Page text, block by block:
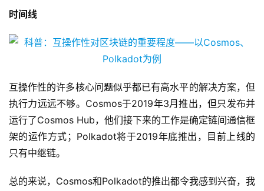
时间线
互操作性的许多核心问题似乎都已有高水平的解决方案，但
执行力远远不够。Cosmos于2019年3月推出，但只发布并
运行了Cosmos Hub，他们接下来的工作是确定链间通信框
架的运作方式；Polkadot将于2019年底推出，目前上线的
只有中继链。
总的来说，Cosmos和Polkadot的推出都令我感到兴奋，我